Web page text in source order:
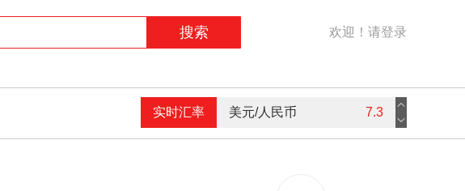
搜索 欢迎！请登录
实时汇率 美元/人民币 7.3
港币/人民币 0.94